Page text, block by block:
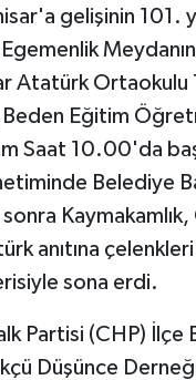
gelişinin 101.
Atatürk Ortaokulu
Eğitim
Saat 10.00'da
Belediye
sonra
anıtına
sona erdi.
Partisi (CHP) İlçe
Düşünce Derneği